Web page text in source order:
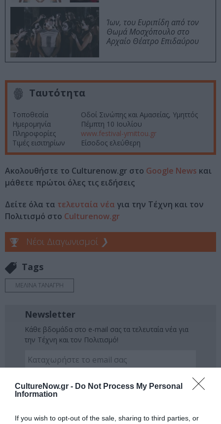
CultureNow.gr - Do Not Process My Personal
Information
If you wish to opt-out of the sale, sharing to third parties, or
Ίων, του Ευριπίδη από τον
Θωμά Μοσχόπουλο στο
Αρχαίο Θέατρο Επιδαύρου
Ταυτότητα
Τοποθεσία
Οδοί Σινώπης και Αμασείας, Υμηττός
Ημερομηνία
Πέμπτη 10 Ιουλίου
Πληροφορίες
www.festival-ymittou.gr
Τιμές εισιτηρίων
Είσοδος ελεύθερη
Ακολουθήστε το Culturenow.gr στο Google News και
μάθετε πρώτοι όλες τις ειδήσεις
Δείτε όλα τα τελευταία νέα για την Τέχνη και τον
Πολιτισμό στο Culturenow.gr
Νέοι Διαγωνισμοί ❯
Tags
ΜΕΛΙΝΑ ΤΑΝΑΓΡΗ
Newsletter
Κάθε βδομάδα στο e-mail σας τα τελευταία νέα για
την Τέχνη και τον Πολιτισμό!